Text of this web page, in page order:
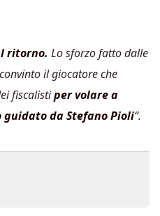
ritorno. Lo sforzo fatto dalle
il giocatore che
fiscalistiper volare a
da Stefano Pioli“.